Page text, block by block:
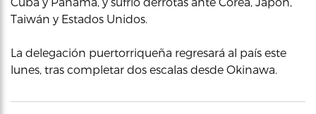
Taiwán y Estados Unidos.
La delegación puertorriqueña regresará al país este
lunes, tras completar dos escalas desde Okinawa.